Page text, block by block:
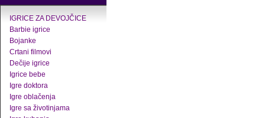
IGRICE ZA DEVOJČICE
Barbie igrice
Bojanke
Crtani filmovi
Dečije igrice
Igrice bebe
Igre doktora
Igre oblačenja
Igre sa životinjama